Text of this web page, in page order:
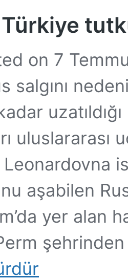
Türkiye
on 7
salgını
uluslararası
aşabilen
yer alan